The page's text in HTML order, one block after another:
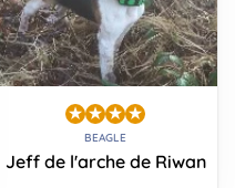
BEAGLE
Jeff de l'arche de Riwan